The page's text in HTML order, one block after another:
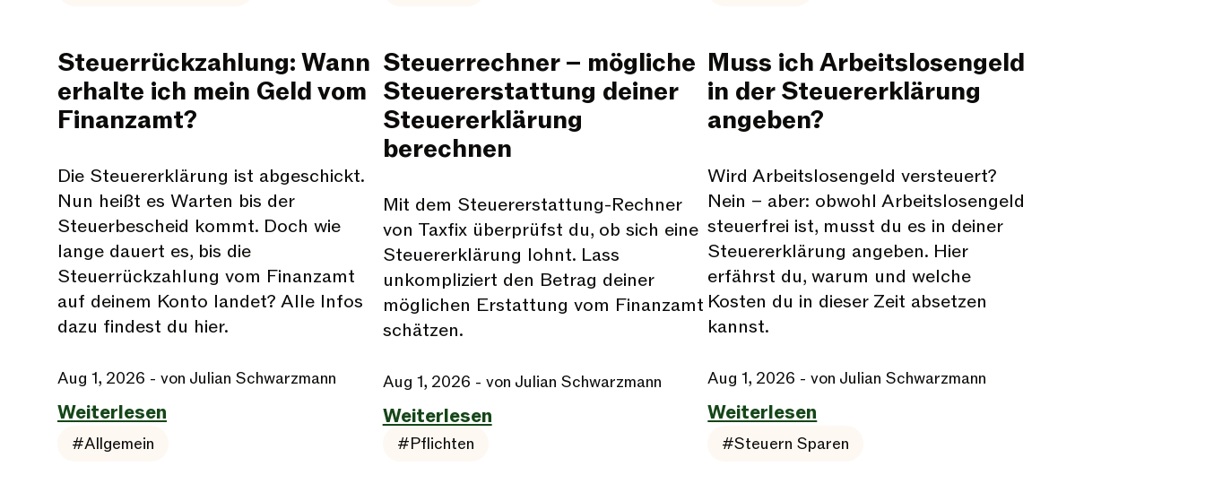
Steuerrückzahlung: Wann
erhalte ich mein Geld vom
Finanzamt?
Die Steuererklärung ist abgeschickt.
Nun heißt es Warten bis der
Steuerbescheid kommt. Doch wie
lange dauert es, bis die
Steuerrückzahlung vom Finanzamt
auf deinem Konto landet? Alle Infos
dazu findest du hier.
Aug 1, 2026 - von Julian Schwarzmann
Weiterlesen
Steuerrechner – mögliche
Steuererstattung deiner
Steuererklärung
berechnen
Mit dem Steuererstattung-Rechner
von Taxfix überprüfst du, ob sich eine
Steuererklärung lohnt. Lass
unkompliziert den Betrag deiner
möglichen Erstattung vom Finanzamt
schätzen.
Aug 1, 2026 - von Julian Schwarzmann
Weiterlesen
Muss ich Arbeitslosengeld
in der Steuererklärung
angeben?
Wird Arbeitslosengeld versteuert?
Nein – aber: obwohl Arbeitslosengeld
steuerfrei ist, musst du es in deiner
Steuererklärung angeben. Hier
erfährst du, warum und welche
Kosten du in dieser Zeit absetzen
kannst.
Aug 1, 2026 - von Julian Schwarzmann
Weiterlesen
#Allgemein #Pflichten #Steuern Sparen